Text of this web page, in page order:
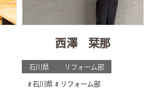
西澤 栞那
石川県 リフォーム部
石川県 リフォーム部